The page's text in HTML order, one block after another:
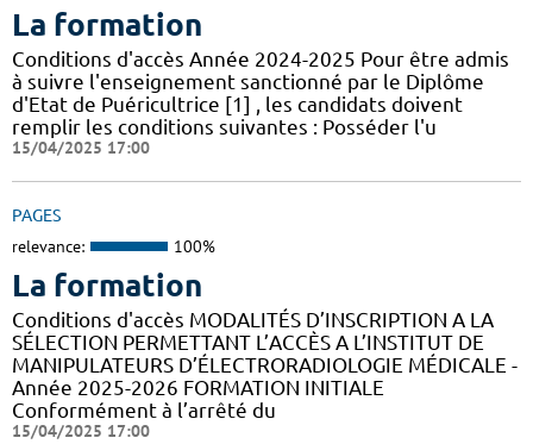
La formation
Conditions d'accès Année 2024-2025 Pour être admis
à suivre l'enseignement sanctionné par le Diplôme
d'Etat de Puéricultrice [1] , les candidats doivent
remplir les conditions suivantes : Posséder l'u
15/04/2025 17:00
PAGES
relevance: 100%
La formation
Conditions d'accès MODALITÉS D’INSCRIPTION A LA
SÉLECTION PERMETTANT L’ACCÈS A L’INSTITUT DE
MANIPULATEURS D’ÉLECTRORADIOLOGIE MÉDICALE -
Année 2025-2026 FORMATION INITIALE
Conformément à l’arrêté du
15/04/2025 17:00